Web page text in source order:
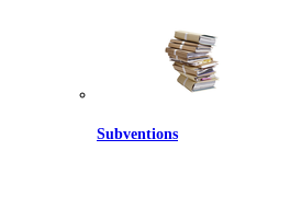
Subventions